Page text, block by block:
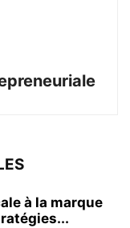
à la marque